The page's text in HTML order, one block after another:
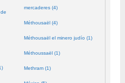
mercaderes (4)
Méthousaël (4)
Méthousaël el minero judío (1)
Méthoussaël (1)
Methram (1)